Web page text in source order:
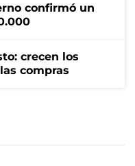
confirmó un
crecen los
compras